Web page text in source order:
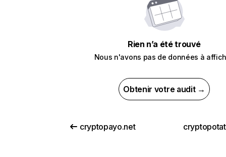
Rien n’a été trouvé
Nous n'avons pas de données à
Obtenir votre audit →
cryptopayo.net